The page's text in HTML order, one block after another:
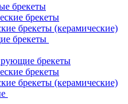
брекеты
брекеты
брекеты (керамические)
брекеты
брекеты
брекеты
брекеты (керамические)